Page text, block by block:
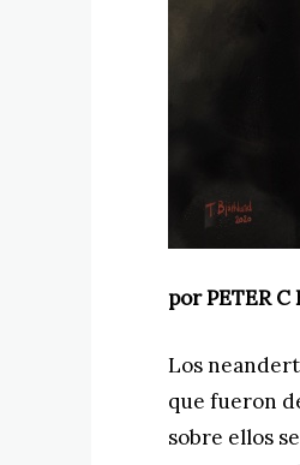
por PETER C
Los
que fueron
sobre ellos